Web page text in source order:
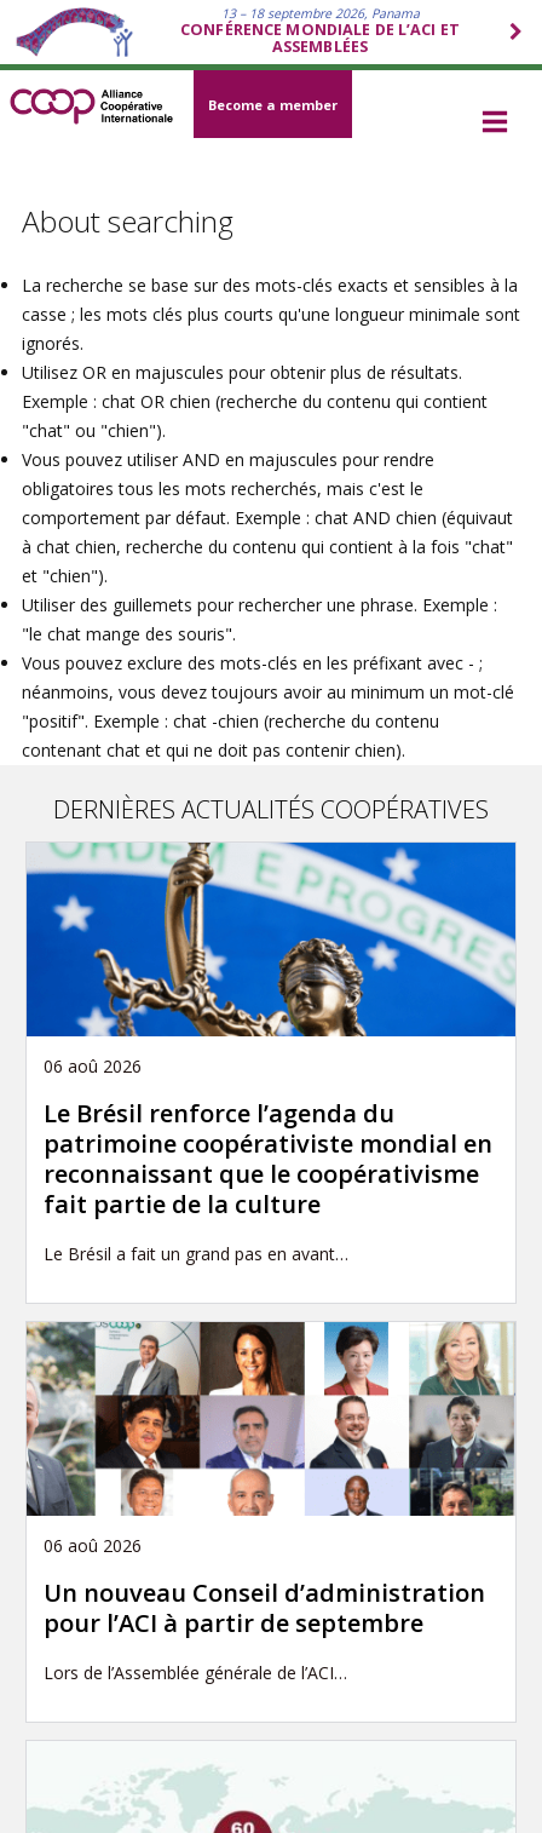
13 – 18 septembre 2026, Panama
CONFÉRENCE MONDIALE DE L’ACI ET
ASSEMBLÉES
Become a member
About searching
La recherche se base sur des mots-clés exacts et sensibles à la
casse ; les mots clés plus courts qu'une longueur minimale sont
ignorés.
Utilisez OR en majuscules pour obtenir plus de résultats.
Exemple : chat OR chien (recherche du contenu qui contient
"chat" ou "chien").
Vous pouvez utiliser AND en majuscules pour rendre
obligatoires tous les mots recherchés, mais c'est le
comportement par défaut. Exemple : chat AND chien (équivaut
à chat chien, recherche du contenu qui contient à la fois "chat"
et "chien").
Utiliser des guillemets pour rechercher une phrase. Exemple :
"le chat mange des souris".
Vous pouvez exclure des mots-clés en les préfixant avec - ;
néanmoins, vous devez toujours avoir au minimum un mot-clé
"positif". Exemple : chat -chien (recherche du contenu
contenant chat et qui ne doit pas contenir chien).
DERNIÈRES ACTUALITÉS COOPÉRATIVES
06 aoû 2026
Le Brésil renforce l’agenda du
patrimoine coopérativiste mondial en
reconnaissant que le coopérativisme
fait partie de la culture
Le Brésil a fait un grand pas en avant…
06 aoû 2026
Un nouveau Conseil d’administration
pour l’ACI à partir de septembre
Lors de l’Assemblée générale de l’ACI…